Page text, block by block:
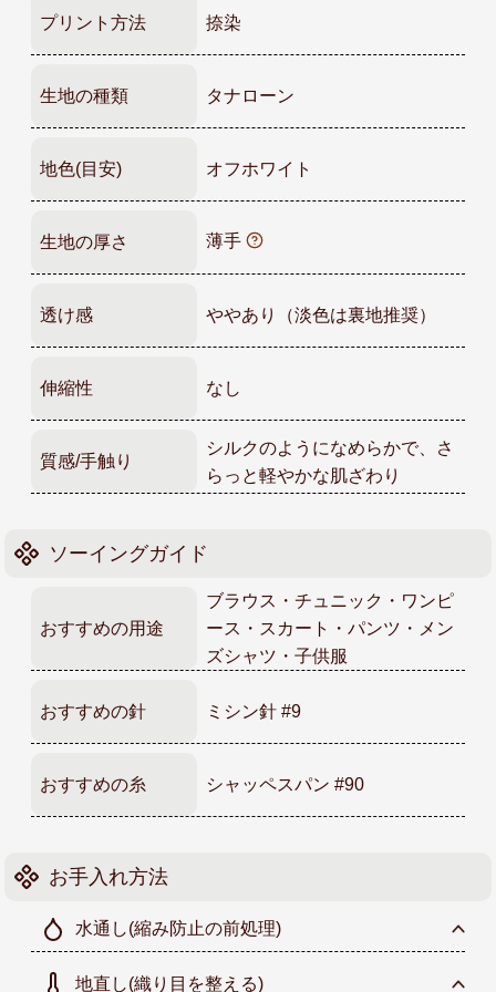
プリント方法 捺染
生地の種類 タナローン
地色(目安) オフホワイト
生地の厚さ 薄手
透け感 ややあり（淡色は裏地推奨）
伸縮性 なし
質感/手触り
シルクのようになめらかで、さ
らっと軽やかな肌ざわり
ソーイングガイド
おすすめの用途
ブラウス・チュニック・ワンピ
ース・スカート・パンツ・メン
ズシャツ・子供服
おすすめの針 ミシン針 #9
おすすめの糸 シャッペスパン #90
お手入れ方法
水通し(縮み防止の前処理)
地直し(織り目を整える)